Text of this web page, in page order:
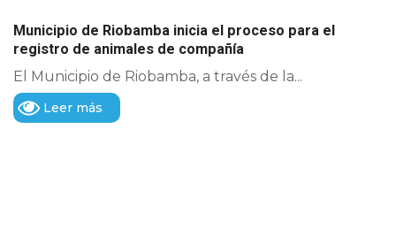
Municipio de Riobamba inicia el proceso para el
registro de animales de compañía
El Municipio de Riobamba, a través de la...
Leer más